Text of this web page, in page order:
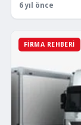
6 yıl önce
FIRMA REHBERI